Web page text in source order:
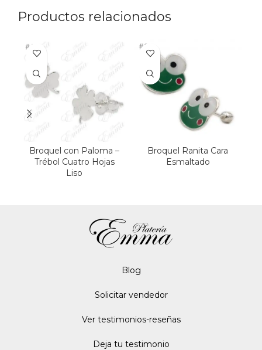
Productos relacionados
Broquel con Paloma –
Trébol Cuatro Hojas
Liso
Broquel Ranita Cara
Esmaltado
Blog
Solicitar vendedor
Ver testimonios-reseñas
Deja tu testimonio